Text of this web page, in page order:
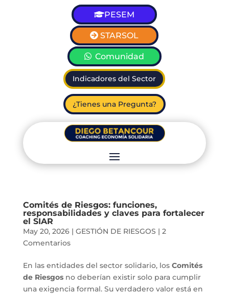
PESEM
STARSOL
Comunidad
Indicadores del Sector
¿Tienes una Pregunta?
Comités de Riesgos: funciones,
responsabilidades y claves para fortalecer
el SIAR
May 20, 2026| GESTIÓN DE RIESGOS | 2
Comentarios
En las entidades del sector solidario, los Comités
de Riesgosno deberían existir solo para cumplir
una exigencia formal. Su verdadero valor está en